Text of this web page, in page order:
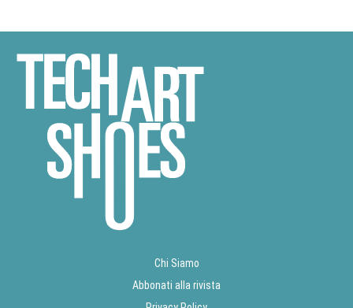
Chi Siamo
Abbonati alla rivista